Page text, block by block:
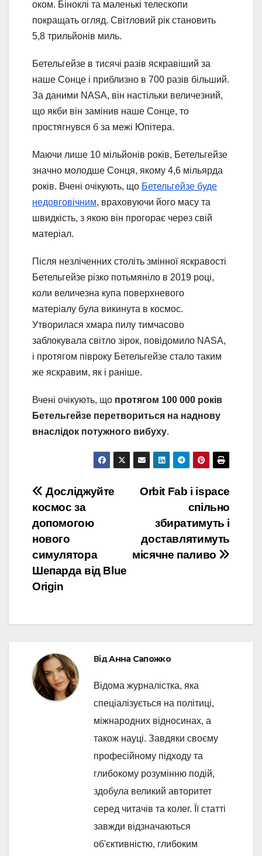
оком. Біноклі та маленькі телескопи
покращать огляд. Світловий рік становить
5,8 трильйонів миль.
Бетельгейзе в тисячі разів яскравіший за
наше Сонце і приблизно в 700 разів більший.
За даними NASA, він настільки величезний,
що якби він замінив наше Сонце, то
простягнувся б за межі Юпітера.
Маючи лише 10 мільйонів років, Бетельгейзе
значно молодше Сонця, якому 4,6 мільярда
років. Вчені очікують, що Бетельгейзе буде
недовговічним, враховуючи його масу та
швидкість, з якою він прогорає через свій
матеріал.
Після незліченних століть змінної яскравості
Бетельгейзе різко потьмяніло в 2019 році,
коли величезна купа поверхневого
матеріалу була викинута в космос.
Утворилася хмара пилу тимчасово
заблокувала світло зірок, повідомило NASA,
і протягом півроку Бетельгейзе стало таким
же яскравим, як і раніше.
Вчені очікують, що протягом 100 000 років
Бетельгейзе перетвориться на наднову
внаслідок потужного вибуху.
Навігація
записів
Orbit Fab і ispace
спільно
збиратимуть і
доставлятимуть
місячне паливо
Досліджуйте
космос за
допомогою
нового
симулятора
Шепарда від Blue
Origin
ВідАнна Сапожко
Відома журналістка, яка
спеціалізується на політиці,
міжнародних відносинах, а
також науці. Завдяки своєму
професійному підходу та
глибокому розумінню подій,
здобула великий авторитет
серед читачів та колег. Її статті
завжди відзначаються
об'єктивністю, глибоким